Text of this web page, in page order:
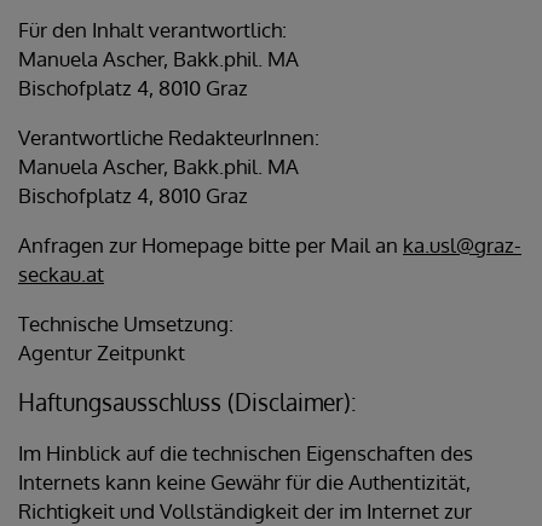
Für den Inhalt verantwortlich:
Manuela Ascher, Bakk.phil. MA
Bischofplatz 4, 8010 Graz
Verantwortliche RedakteurInnen:
Manuela Ascher, Bakk.phil. MA
Bischofplatz 4, 8010 Graz
Anfragen zur Homepage bitte per Mail an ka.usl@graz-
seckau.at
Technische Umsetzung:
Agentur Zeitpunkt
Haftungsausschluss (Disclaimer):
Im Hinblick auf die technischen Eigenschaften des
Internets kann keine Gewähr für die Authentizität,
Richtigkeit und Vollständigkeit der im Internet zur